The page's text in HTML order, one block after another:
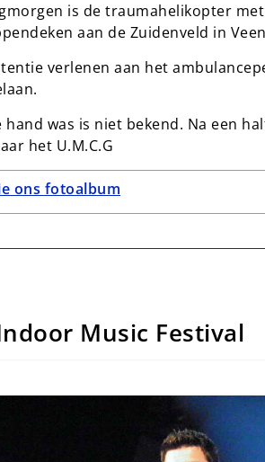
is de traumahelikopter
aan de Zuidenveld in
verlenen aan het
was is niet bekend. Na een
het U.M.C.G
ons fotoalbum
Music Festival